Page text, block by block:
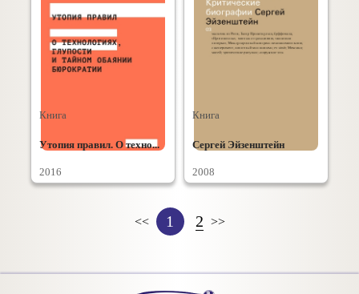
Книга
Утопия правил. О техно...
2016
Книга
Сергей Эйзенштейн
2008
<< 1 2 >>